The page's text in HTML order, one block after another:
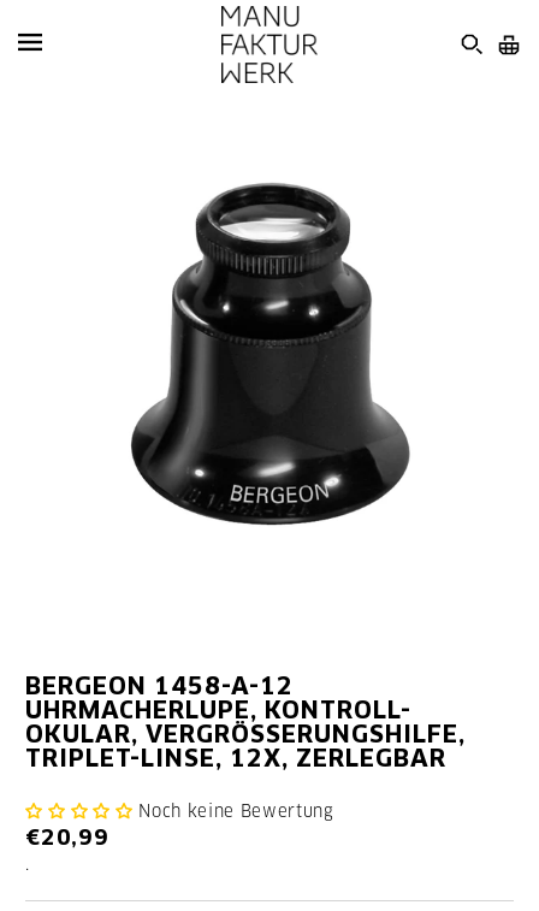
BERGEON 1458-A-12
UHRMACHERLUPE, KONTROLL-
OKULAR, VERGRÖSSERUNGSHILFE, T
RIPLET-LINSE, 12X, ZERLEGBAR
Noch keine Bewertung
€20,99
.